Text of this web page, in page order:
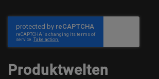
Produktwelten